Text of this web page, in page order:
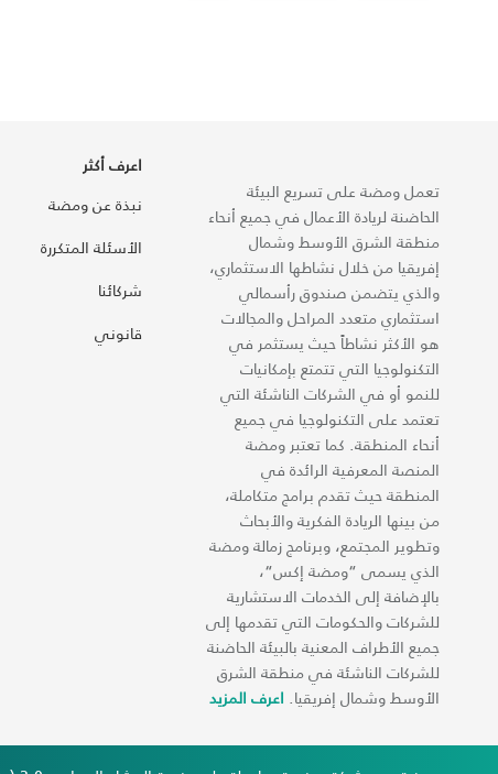
تعمل ومضة على تسريع البيئة
الحاضنة لريادة الأعمال في جميع أنحاء
منطقة الشرق الأوسط وشمال
إفريقيا من خلال نشاطها الاستثماري،
والذي يتضمن صندوق رأسمالي
استثماري متعدد المراحل والمجالات
هو الأكثر نشاطاً حيث يستثمر في
التكنولوجيا التي تتمتع بإمكانيات
للنمو أو في الشركات الناشئة التي
تعتمد على التكنولوجيا في جميع
أنحاء المنطقة. كما تعتبر ومضة
المنصة المعرفية الرائدة في
المنطقة حيث تقدم برامج متكاملة،
من بينها الريادة الفكرية والأبحاث
وتطوير المجتمع، وبرنامج زمالة ومضة
الذي يسمى “ومضة إكس“،
بالإضافة إلى الخدمات الاستشارية
للشركات والحكومات التي تقدمها إلى
جميع الأطراف المعنية بالبيئة الحاضنة
للشركات الناشئة في منطقة الشرق
الأوسط وشمال إفريقيا. اعرف المزيد
اعرف أكثر
نبذة عن ومضة
الأسئلة المتكررة
شركائنا
قانوني